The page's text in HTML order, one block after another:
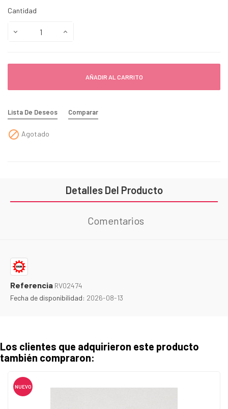
Cantidad
AÑADIR AL CARRITO
Lista De Deseos Comparar
 Agotado
Detalles Del Producto
Comentarios
Referencia RV02474
Fecha de disponibilidad: 2026-08-13
Los clientes que adquirieron este producto
también compraron:
NUEVO